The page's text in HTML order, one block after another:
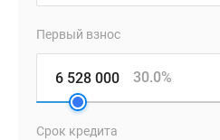
Первый взнос
30.0%
Срок кредита